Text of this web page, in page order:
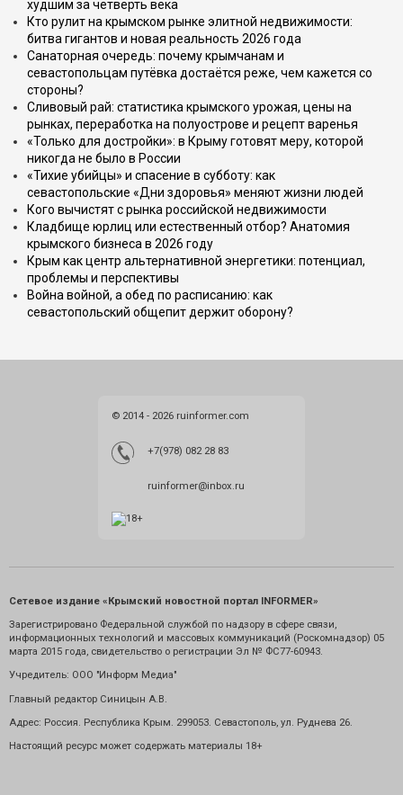
худшим за четверть века
Кто рулит на крымском рынке элитной недвижимости:
битва гигантов и новая реальность 2026 года
Санаторная очередь: почему крымчанам и
севастопольцам путёвка достаётся реже, чем кажется со
стороны?
Сливовый рай: статистика крымского урожая, цены на
рынках, переработка на полуострове и рецепт варенья
«Только для достройки»: в Крыму готовят меру, которой
никогда не было в России
«Тихие убийцы» и спасение в субботу: как
севастопольские «Дни здоровья» меняют жизни людей
Кого вычистят с рынка российской недвижимости
Кладбище юрлиц или естественный отбор? Анатомия
крымского бизнеса в 2026 году
Крым как центр альтернативной энергетики: потенциал,
проблемы и перспективы
Война войной, а обед по расписанию: как
севастопольский общепит держит оборону?
© 2014 - 2026 ruinformer.com
+7(978) 082 28 83
ruinformer@inbox.ru
Сетевое издание «Крымский новостной портал INFORMER»
Зарегистрировано Федеральной службой по надзору в сфере связи,
информационных технологий и массовых коммуникаций (Роскомнадзор) 05
марта 2015 года, свидетельство о регистрации Эл № ФС77-60943.
Учредитель: ООО "Информ Медиа"
Главный редактор Синицын А.В.
Адрес: Россия. Республика Крым. 299053. Севастополь, ул. Руднева 26.
Настоящий ресурс может содержать материалы 18+